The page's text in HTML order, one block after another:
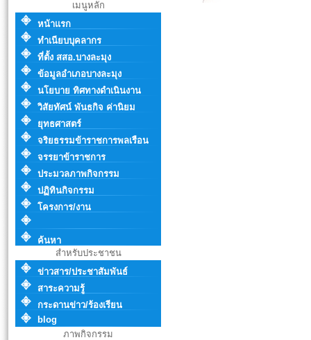
เมนูหลัก
หน้าแรก
ทำเนียบบุคลากร
ที่ตั้ง สสอ.บางละมุง
ข้อมูลอำเภอบางละมุง
นโยบาย ทิศทางดำเนินงาน
วิสัยทัศน์ พันธกิจ ค่านิยม
ยุทธศาสตร์
จริยธรรมข้าราชการพลเรือน
จรรยาข้าราชการ
ประมวลภาพกิจกรรม
ปฏิทินกิจกรรม
โครงการ/งาน
ค้นหา
สำหรับประชาชน
ข่าวสาร/ประชาสัมพันธ์
สาระความรู้
กระดานข่าว/ร้องเรียน
blog
ภาพกิจกรรม